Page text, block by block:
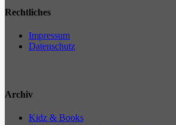
Rechtliches
Impressum
Datenschutz
Archiv
Kidz & Books